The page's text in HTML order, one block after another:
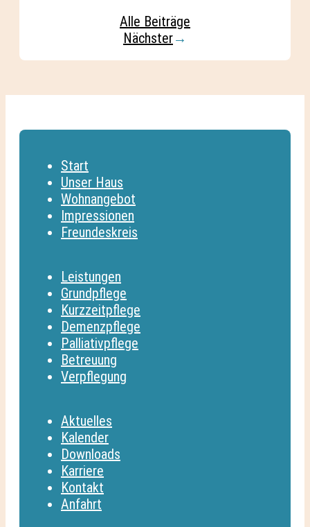
Alle Beiträge
Nächster→
Start
Unser Haus
Wohnangebot
Impressionen
Freundeskreis
Leistungen
Grundpflege
Kurzzeitpflege
Demenzpflege
Palliativpflege
Betreuung
Verpflegung
Aktuelles
Kalender
Downloads
Karriere
Kontakt
Anfahrt